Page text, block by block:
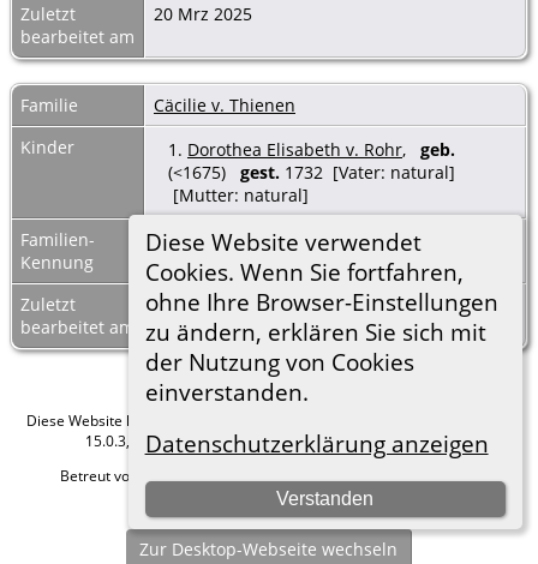
Diese Website verwendet
Cookies. Wenn Sie fortfahren,
ohne Ihre Browser-Einstellungen
zu ändern, erklären Sie sich mit
der Nutzung von Cookies
einverstanden.
Datenschutzerklärung anzeigen
Verstanden
Zuletzt
bearbeitet am
20 Mrz 2025
Familie
Cäcilie v. Thienen
Kinder
1. Dorothea Elisabeth v. Rohr, geb.
(<1675) gest. 1732 [Vater: natural]
[Mutter: natural]
Familien-
Kennung
F2718 Familienblatt|
Familientafel
Zuletzt
bearbeitet am
20 Mrz 2025
Diese Website läuft mit
15.0.3, programmiert von Darrin Lythgoe © 2001-2026.
Betreut von
Hier geht es zum Impressum
Zur Desktop-Webseite wechseln